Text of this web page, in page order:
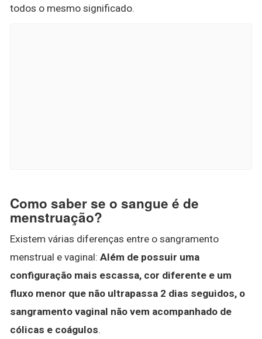
todos o mesmo significado.
Como saber se o sangue é de
menstruação?
Existem várias diferenças entre o sangramento
menstrual e vaginal: Além de possuir uma
configuração mais escassa, cor diferente e um
fluxo menor que não ultrapassa 2 dias seguidos, o
sangramento vaginal não vem acompanhado de
cólicas e coágulos.